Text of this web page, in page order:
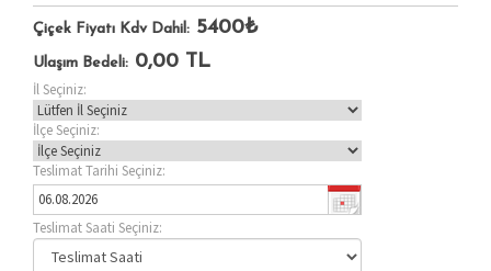
Çiçek Fiyatı Kdv Dahil: 5400₺
Ulaşım Bedeli: 0,00 TL
İl Seçiniz:
İlçe Seçiniz:
Teslimat Tarihi Seçiniz:
Teslimat Saati Seçiniz: